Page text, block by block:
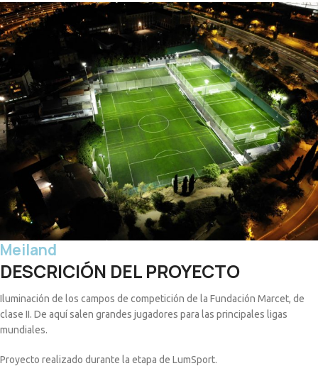
Meiland
DESCRICIÓN DEL PROYECTO
Iluminación de los campos de competición de la Fundación Marcet, de
clase II. De aquí salen grandes jugadores para las principales ligas
mundiales.
Proyecto realizado durante la etapa de LumSport.